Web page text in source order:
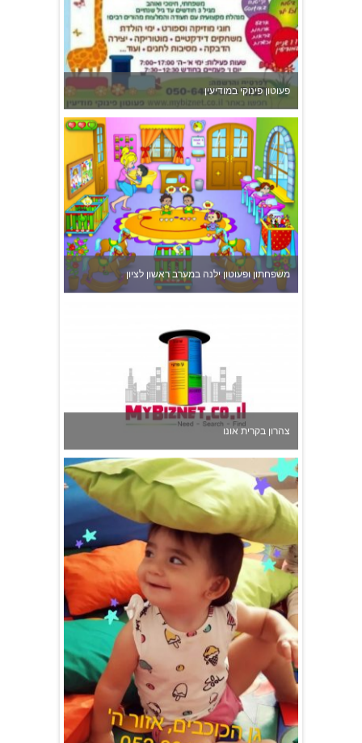
משפחתון ופעוטון ילנה במערב ראשון לציון
צהרון בקרית אונו
גן הכוכבים באשדוד - גן ילדים וצהרון